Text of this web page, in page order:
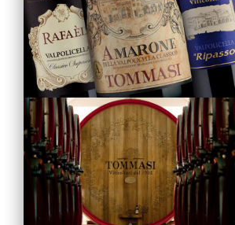
La Famiglia
Vini